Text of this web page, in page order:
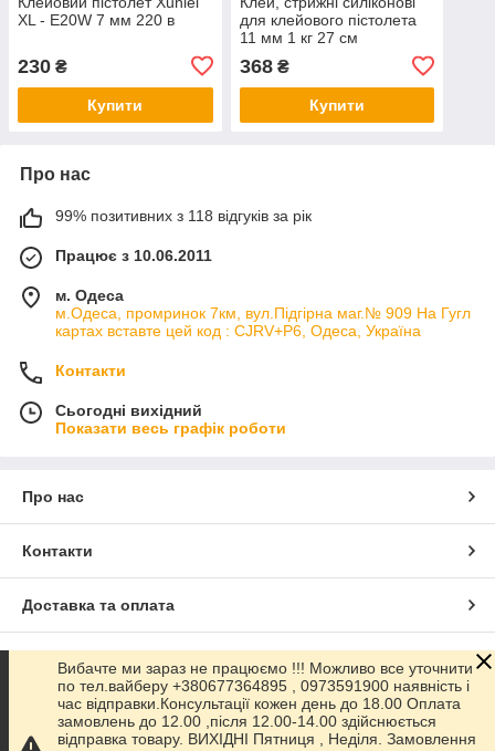
XL - E20W 7 мм 220 в
230 ₴
Купити
для клейового пістолета
11 мм 1 кг 27 см
368₴
Купити
Про нас
99% позитивних з 118 відгуків за рік
Працює з 10.06.2011
м. Одеса
м.Одеса, промринок 7км, вул.Підгірна маг.№ 909 На Гугл
картах вставте цей код : CJRV+P6, Одеса, Україна
Контакти
Сьогодні вихідний
Показати весь графік роботи
Про нас
Контакти
Доставка та оплата
Графік роботи
Повна версія сайту
Вибачте ми зараз не працюємо !!! Можливо все уточнити
по тел.вайберу +380677364895 , 0973591900 наявність і
час відправки.Консультації кожен день до 18.00 Оплата
замовлень до 12.00 ,після 12.00-14.00 здійснюється
відправка товару. ВИХІДНІ Пятниця , Неділя. Замовлення